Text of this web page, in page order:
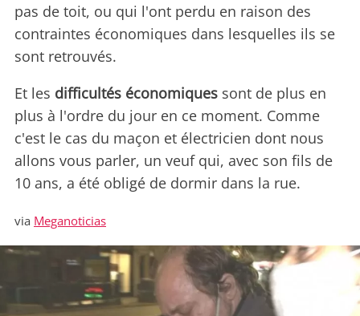
pas de toit, ou qui l'ont perdu en raison des
contraintes économiques dans lesquelles ils se
sont retrouvés.
Et les difficultés économiques sont de plus en
plus à l'ordre du jour en ce moment. Comme
c'est le cas du maçon et électricien dont nous
allons vous parler, un veuf qui, avec son fils de
10 ans, a été obligé de dormir dans la rue.
via Meganoticias